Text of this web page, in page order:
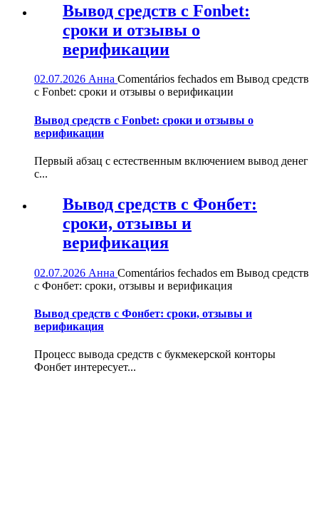
Вывод средств с Fonbet:
сроки и отзывы о
верификации
02.07.2026 Анна Comentários fechados em Вывод средств
с Fonbet: сроки и отзывы о верификации
Вывод средств с Fonbet: сроки и отзывы о
верификации
Первый абзац с естественным включением вывод денег
с...
Вывод средств с Фонбет:
сроки, отзывы и
верификация
02.07.2026 Анна Comentários fechados em Вывод средств
с Фонбет: сроки, отзывы и верификация
Вывод средств с Фонбет: сроки, отзывы и
верификация
Процесс вывода средств с букмекерской конторы
Фонбет интересует...